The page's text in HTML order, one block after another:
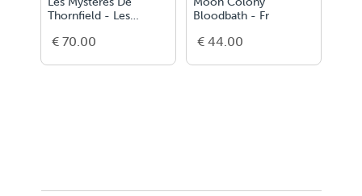
Thornfield - Les
€ 70.00
Bloodbath - Fr
€ 44.00